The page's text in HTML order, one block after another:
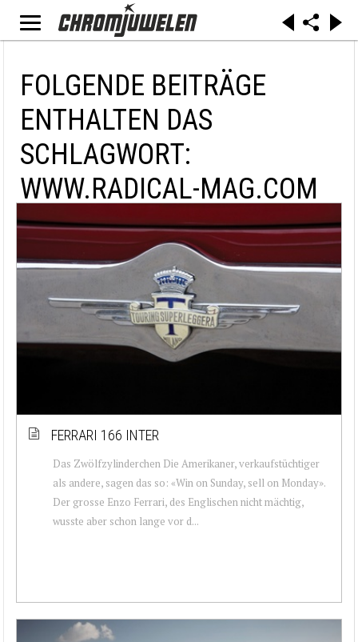
FOLGENDE BEITRÄGE
ENTHALTEN DAS
SCHLAGWORT:
WWW.RADICAL-MAG.COM
FERRARI 166 INTER
Das Zwölfzylinderchen Die Amerikaner, verkaufstüchtiger
als andere, sagen das so: «Win on Sunday, sell on Monday».
Der grosse Enzo Ferrari, des Englischen nicht mächtig,
wusste aber schon lange vor d...